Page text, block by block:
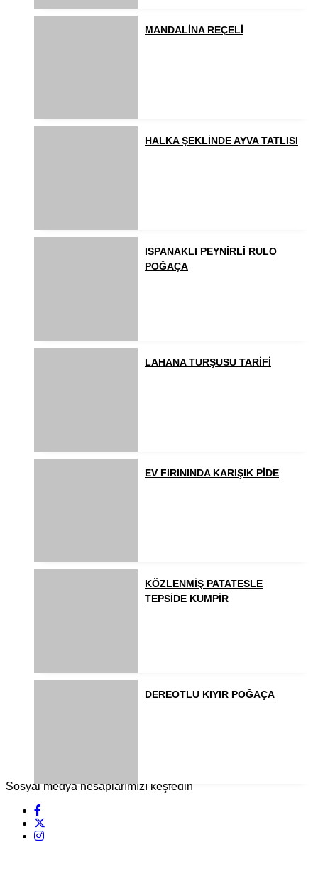
MANDALİNA REÇELİ
HALKA ŞEKLİNDE AYVA TATLISI
ISPANAKLI PEYNİRLİ RULO
POĞAÇA
LAHANA TURŞUSU TARİFİ
EV FIRININDA KARIŞIK PİDE
KÖZLENMİŞ PATATESLE
TEPSİDE KUMPİR
DEREOTLU KIYIR POĞAÇA
Sosyal medya hesaplarımızı keşfedin